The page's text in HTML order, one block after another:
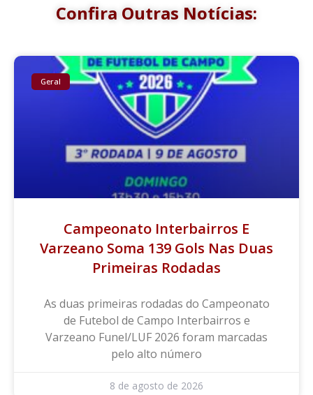
Confira Outras Notícias:
Geral
Campeonato Interbairros E
Varzeano Soma 139 Gols Nas Duas
Primeiras Rodadas
As duas primeiras rodadas do Campeonato
de Futebol de Campo Interbairros e
Varzeano Funel/LUF 2026 foram marcadas
pelo alto número
8 de agosto de 2026